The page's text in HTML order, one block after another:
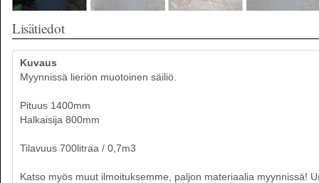
Lisätiedot
Kuvaus
Myynnissä lieriön muotoinen säiliö.
Pituus 1400mm
Halkaisija 800mm
Tilavuus 700litraa / 0,7m3
Katso myös muut ilmoituksemme, paljon materiaalia myynnissä!